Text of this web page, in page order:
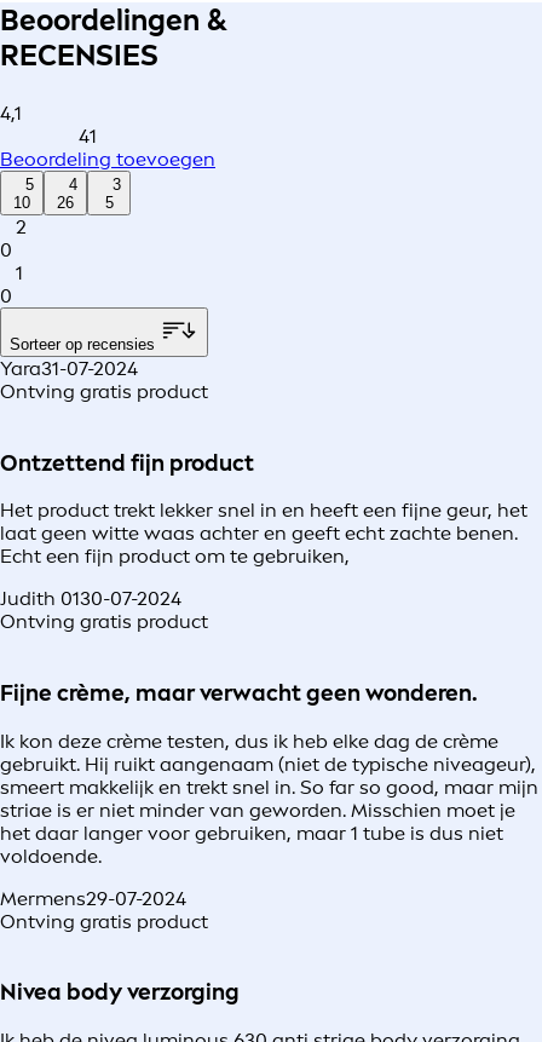
Beoordelingen &
RECENSIES
4,1
41
Beoordeling toevoegen
5
10
4
26
3
5
2
0
1
0
Sorteer op recensies
Yara31-07-2024
Ontving gratis product
Ontzettend fijn product
Het product trekt lekker snel in en heeft een fijne geur, het
laat geen witte waas achter en geeft echt zachte benen.
Echt een fijn product om te gebruiken,
Judith 0130-07-2024
Ontving gratis product
Fijne crème, maar verwacht geen wonderen.
Ik kon deze crème testen, dus ik heb elke dag de crème
gebruikt. Hij ruikt aangenaam (niet de typische niveageur),
smeert makkelijk en trekt snel in. So far so good, maar mijn
striae is er niet minder van geworden. Misschien moet je
het daar langer voor gebruiken, maar 1 tube is dus niet
voldoende.
Mermens29-07-2024
Ontving gratis product
Nivea body verzorging